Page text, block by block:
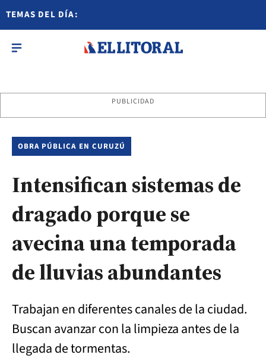
TEMAS DEL DÍA:
PUBLICIDAD
OBRA PÚBLICA EN CURUZÚ
Intensifican sistemas de
dragado porque se
avecina una temporada
de lluvias abundantes
Trabajan en diferentes canales de la ciudad.
Buscan avanzar con la limpieza antes de la
llegada de tormentas.